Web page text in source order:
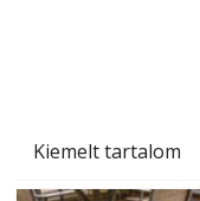
Kiemelt tartalom